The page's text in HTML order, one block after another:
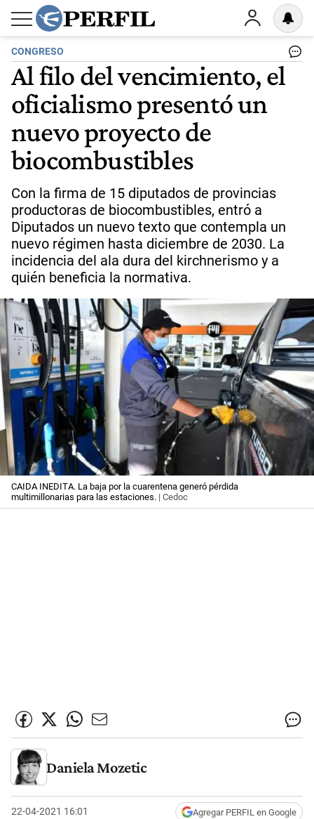
CONGRESO
Al filo del vencimiento, el
oficialismo presentó un
nuevo proyecto de
biocombustibles
Con la firma de 15 diputados de provincias
productoras de biocombustibles, entró a
Diputados un nuevo texto que contempla un
nuevo régimen hasta diciembre de 2030. La
incidencia del ala dura del kirchnerismo y a
quién beneficia la normativa.
CAIDA INEDITA. La baja por la cuarentena generó pérdida
multimillonarias para las estaciones. | Cedoc
Daniela Mozetic
22-04-2021 16:01 Agregar PERFIL en Google